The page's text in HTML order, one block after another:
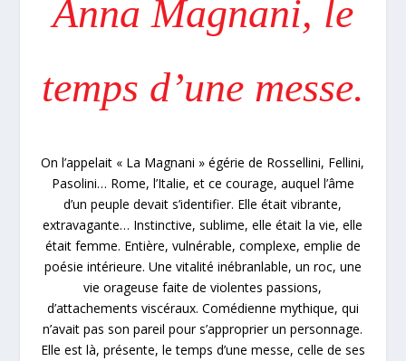
Anna Magnani, le
temps d’une messe.
On l’appelait « La Magnani » égérie de Rossellini, Fellini,
Pasolini… Rome, l’Italie, et ce courage, auquel l’âme
d’un peuple devait s’identifier. Elle était vibrante,
extravagante… Instinctive, sublime, elle était la vie, elle
était femme. Entière, vulnérable, complexe, emplie de
poésie intérieure. Une vitalité inébranlable, un roc, une
vie orageuse faite de violentes passions,
d’attachements viscéraux. Comédienne mythique, qui
n’avait pas son pareil pour s’approprier un personnage.
Elle est là, présente, le temps d’une messe, celle de ses